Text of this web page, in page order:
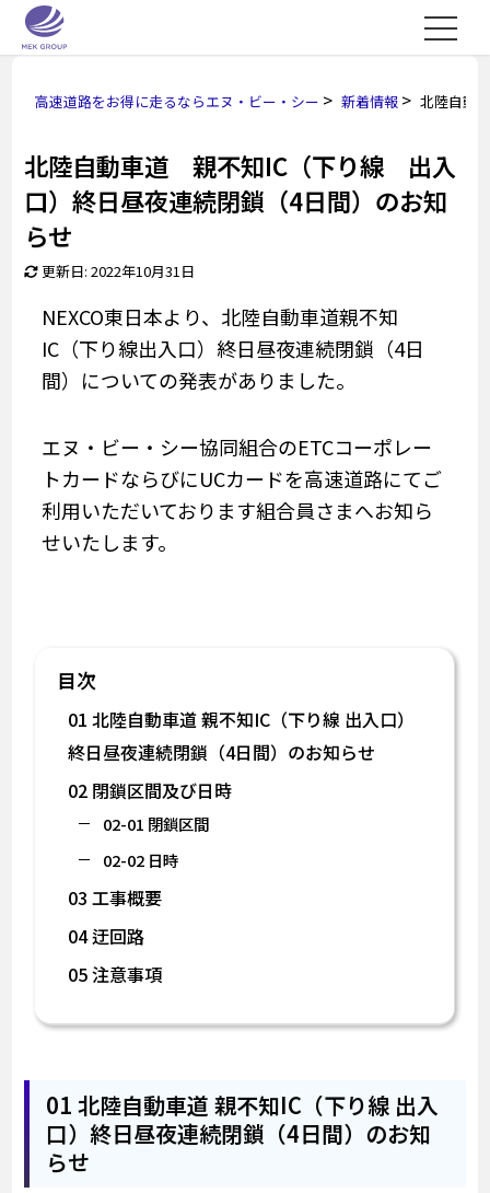
高速道路をお得に走るならエヌ・ビー・シー > 新着情報 > 北陸自動
北陸自動車道 親不知IC（下り線 出入
口）終日昼夜連続閉鎖（4日間）のお知
らせ
更新日: 2022年10月31日
NEXCO東日本より、北陸自動車道親不知
IC（下り線出入口）終日昼夜連続閉鎖（4日
間）についての発表がありました。
エヌ・ビー・シー協同組合のETCコーポレー
トカードならびにUCカードを高速道路にてご
利用いただいております組合員さまへお知ら
せいたします。
目次
01 北陸自動車道 親不知IC（下り線 出入口）
終日昼夜連続閉鎖（4日間）のお知らせ
02 閉鎖区間及び日時
02-01 閉鎖区間
02-02 日時
03 工事概要
04 迂回路
05 注意事項
01 北陸自動車道 親不知IC（下り線 出入
口）終日昼夜連続閉鎖（4日間）のお知
らせ